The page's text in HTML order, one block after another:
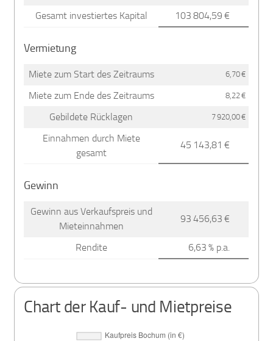
Gesamt investiertes Kapital 103 804,59 €
Vermietung
Miete zum Start des Zeitraums 6,70 €
Miete zum Ende des Zeitraums 8,22 €
Gebildete Rücklagen 7 920,00 €
Einnahmen durch Miete
gesamt
45 143,81 €
Gewinn
Gewinn aus Verkaufspreis und
Mieteinnahmen
93 456,63 €
Rendite 6,63 % p.a.
Chart der Kauf- und Mietpreise